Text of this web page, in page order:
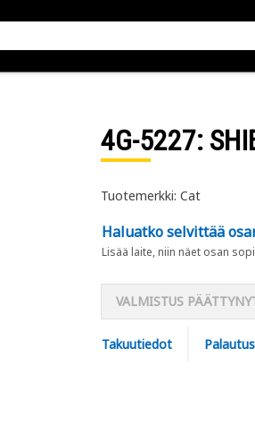
4G-5227:
Tuotemerkki: Cat
Haluatko selvittää
Lisää laite, niin näet osan
VALMISTUS
Takuutiedot